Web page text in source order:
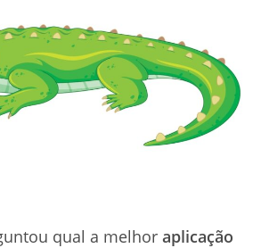
qual a melhoraplicação